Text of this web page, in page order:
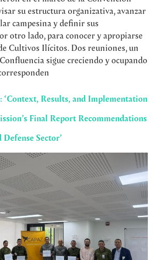
su estructura organizativa, avanzar
campesina y definir sus
otro lado, para conocer y apropiarse
Cultivos Ilícitos. Dos reuniones, un
sigue creciendo y ocupando
Results, and Implementation
Final Report Recommendations
Sector’